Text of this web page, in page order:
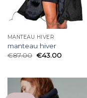
MANTEAU HIVER
manteau hiver
€87.00 €43.00